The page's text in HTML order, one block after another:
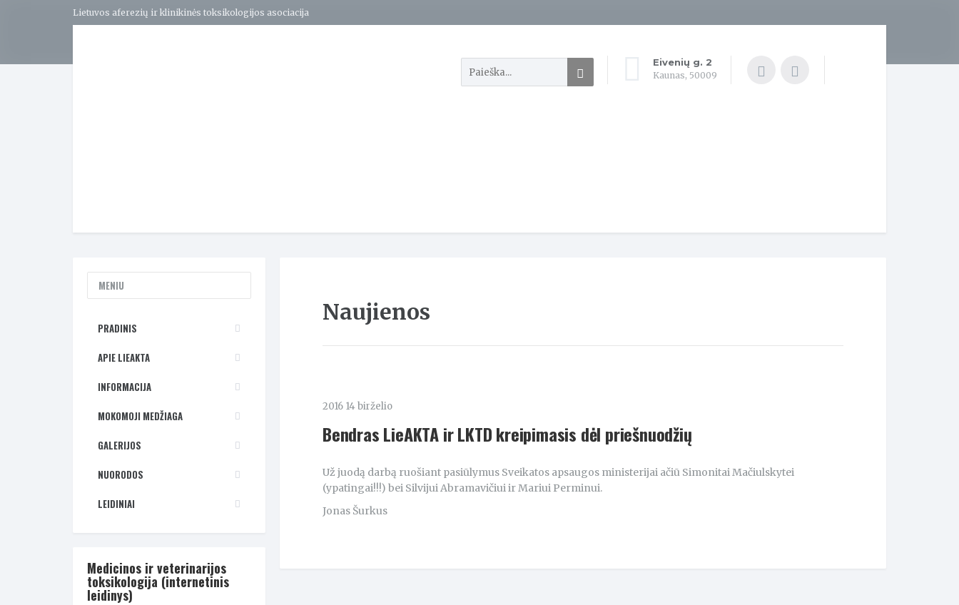
Lietuvos aferezių ir klinikinės toksikologijos asociacija
Eivenių g. 2
Kaunas, 50009
Naujienos
2016 14 birželio
Bendras LieAKTA ir LKTD kreipimasis dėl priešnuodžių
Už juodą darbą ruošiant pasiūlymus Sveikatos apsaugos ministerijai ačiū Simonitai Mačiulskytei
(ypatingai!!!) bei Silvijui Abramavičiui ir Mariui Perminui.
Jonas Šurkus
MENIU
PRADINIS
APIE LIEAKTA
INFORMACIJA
MOKOMOJI MEDŽIAGA
GALERIJOS
NUORODOS
LEIDINIAI
Medicinos ir veterinarijos
toksikologija (internetinis
leidinys)